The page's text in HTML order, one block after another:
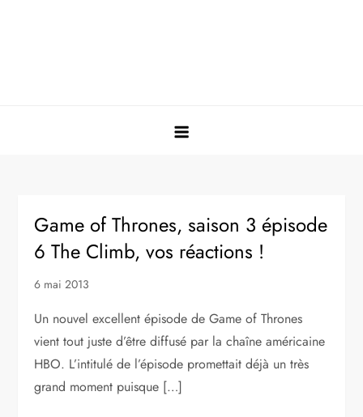
Game of Thrones, saison 3 épisode
6 The Climb, vos réactions !
6 mai 2013
Un nouvel excellent épisode de Game of Thrones
vient tout juste d’être diffusé par la chaîne américaine
HBO. L’intitulé de l’épisode promettait déjà un très
grand moment puisque […]